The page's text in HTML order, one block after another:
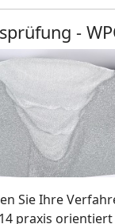
-
Sie Ihre
praxis